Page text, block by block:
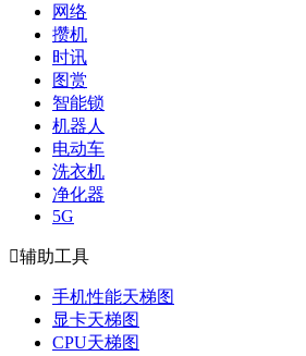
网络
攒机
时讯
图赏
智能锁
机器人
电动车
洗衣机
净化器
5G
辅助工具
手机性能天梯图
显卡天梯图
CPU天梯图